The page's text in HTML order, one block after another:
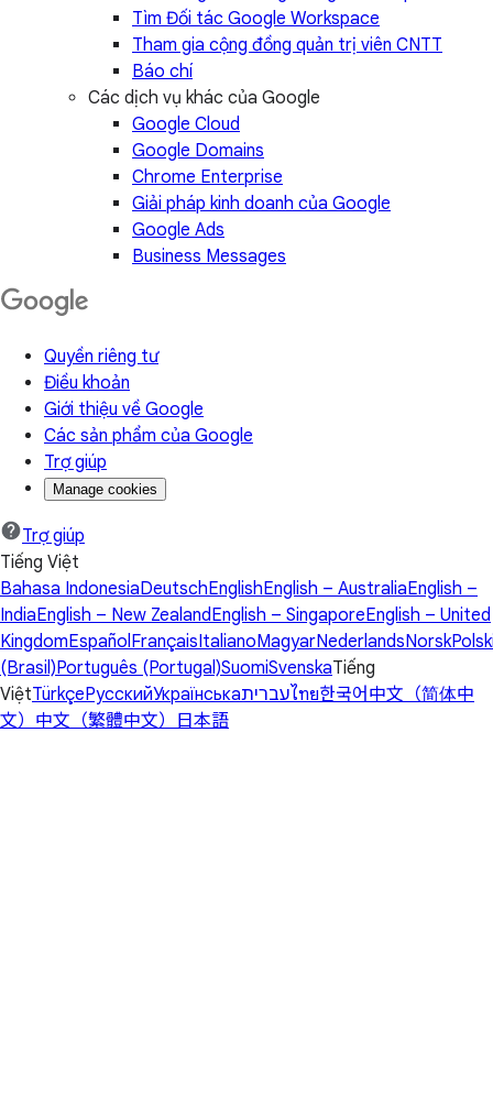
Tìm Đối tác Google Workspace
Tham gia cộng đồng quản trị viên CNTT
Báo chí
Các dịch vụ khác của Google
Google Cloud
Google Domains
Chrome Enterprise
Giải pháp kinh doanh của Google
Google Ads
Business Messages
Quyền riêng tư
Điều khoản
Giới thiệu về Google
Các sản phẩm của Google
Trợ giúp
Manage cookies
Trợ giúp
Tiếng Việt
Bahasa IndonesiaDeutschEnglishEnglish – AustraliaEnglish –
IndiaEnglish – New ZealandEnglish – SingaporeEnglish – United
KingdomEspañolFrançaisItalianoMagyarNederlandsNorsk
(Brasil)Português (Portugal)SuomiSvenskaTiếng
ViệtTürkçeРусскийУкраїнськаעבריתไทย한국어 中文（简体中
文） 中文（繁體中文） 日本語